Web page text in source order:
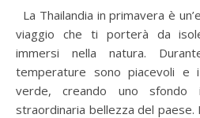
La Thailandia in primavera è un’esperienza imperdibile, un
viaggio che ti porterà da
immersi nella natura.
temperature sono piacevoli e
verde, creando uno
straordinaria bellezza del